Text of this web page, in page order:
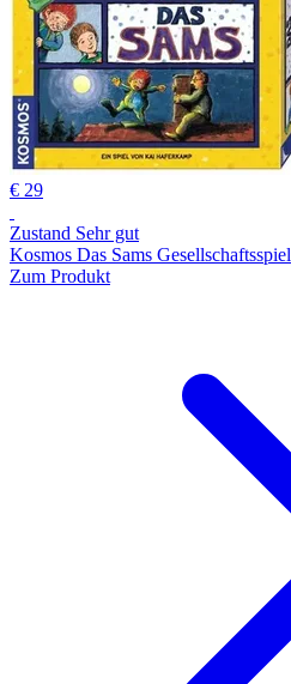
€ 29
Zustand Sehr gut
Kosmos Das Sams Gesellschaftsspiel
Zum Produkt